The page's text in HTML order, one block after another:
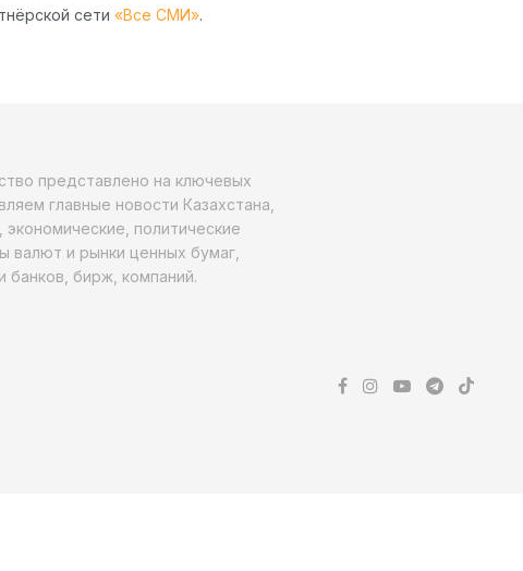
сети «Все СМИ».
представлено на ключевых
главные новости Казахстана,
политические
валют и рынки ценных бумаг,
банков, бирж, компаний.